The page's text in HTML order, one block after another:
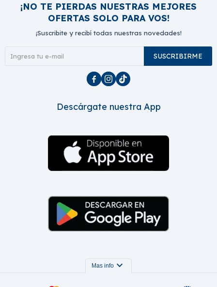
¡NO TE PIERDAS NUESTRAS MEJORES
OFERTAS SOLO PARA VOS!
¡Suscribite y recibí todas nuestras novedades!
SUSCRIBIRME
  
Descárgate nuestra App
Mas info expand_more